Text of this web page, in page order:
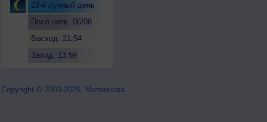
23-й лунный день
Посл.четв. 06/08
Восход: 21:54
Заход: 13:59
Copyright © 2009-2026, Метеонова